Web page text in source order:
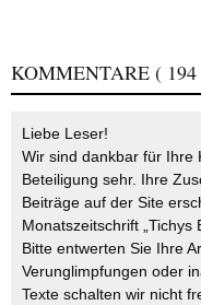
KOMMENTARE ( 194
Liebe Leser!
Wir sind dankbar für Ihre
Beteiligung sehr. Ihre
Beiträge auf der Site
Monatszeitschrift „Tichys
Bitte entwerten Sie Ihre
Verunglimpfungen oder
Texte schalten wir nicht